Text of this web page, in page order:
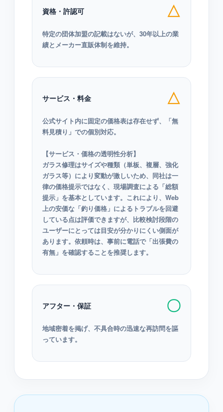
資格・許認可 △
特定の団体加盟の記載はないが、30年以上の業
績とメーカー直販体制を維持。
サービス・料金 △
公式サイト内に固定の価格表は存在せず、「無
料見積り」での個別対応。
【サービス・価格の透明性分析】
ガラス修理はサイズや種類（単板、複層、強化
ガラス等）により変動が激しいため、同社は一
律の価格提示ではなく、現場調査による「総額
提示」を基本としています。これにより、Web
上の安価な「釣り価格」によるトラブルを回避
している点は評価できますが、比較検討段階の
ユーザーにとっては目安が分かりにくい側面が
あります。依頼時は、事前に電話で「出張費の
有無」を確認することを推奨します。
アフター・保証 〇
地域密着を掲げ、不具合時の迅速な再訪問を謳
っています。